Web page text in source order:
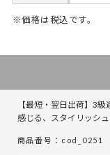
※価格は税込です。
141～200 ￥
141～200 ￥
【最短・翌日出荷】3
感じる、スタイリッシ
商品番号：cod_0251